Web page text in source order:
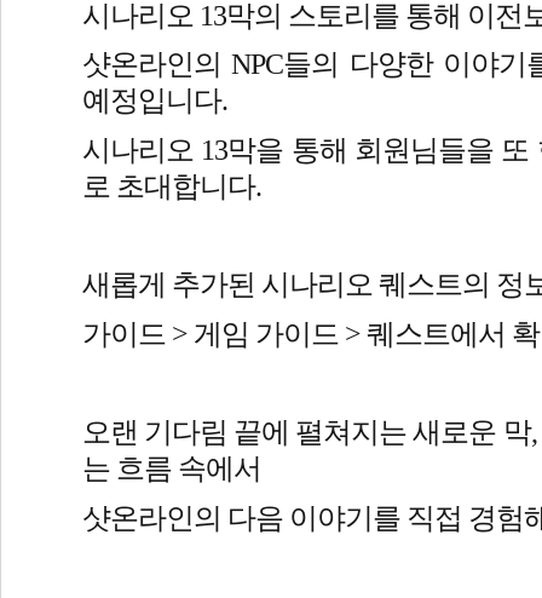
시나리오 13막의 스토리를 통해 이전
샷온라인의 NPC들의 다양한 이야
예정입니다.
시나리오 13막을 통해 회원님들을
로 초대합니다.
새롭게 추가된 시나리오 퀘스트의 정
가이드 > 게임 가이드 > 퀘스트에서
오랜 기다림 끝에 펼쳐지는 새로운
는 흐름 속에서
샷온라인의 다음 이야기를 직접 경험